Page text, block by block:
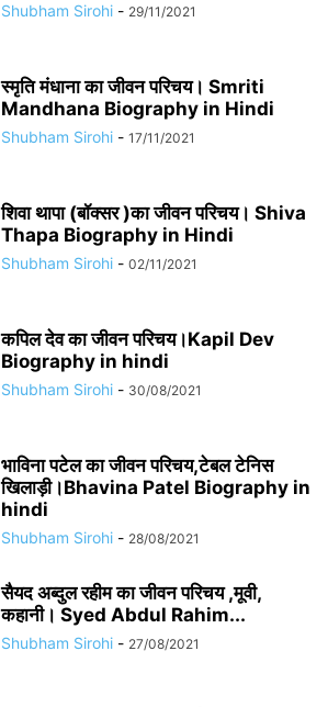
Shubham Sirohi - 29/11/2021
स्मृति मंधाना का जीवन परिचय। Smriti
Mandhana Biography in Hindi
Shubham Sirohi - 17/11/2021
शिवा थापा (बॉक्सर )का जीवन परिचय। Shiva
Thapa Biography in Hindi
Shubham Sirohi - 02/11/2021
कपिल देव का जीवन परिचय।Kapil Dev
Biography in hindi
Shubham Sirohi - 30/08/2021
भाविना पटेल का जीवन परिचय,टेबल टेनिस
खिलाड़ी।Bhavina Patel Biography in
hindi
Shubham Sirohi - 28/08/2021
सैयद अब्दुल रहीम का जीवन परिचय ,मूवी,
कहानी। Syed Abdul Rahim...
Shubham Sirohi - 27/08/2021